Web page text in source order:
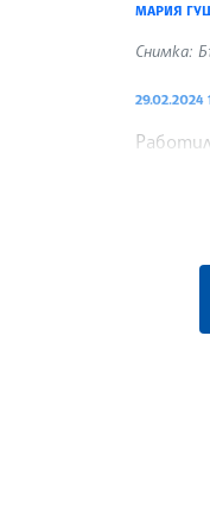
МАРИЯ
Снимка:
29.02.2024